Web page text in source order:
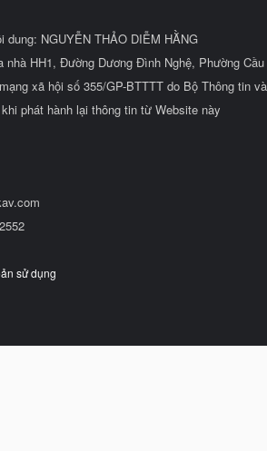
dung: NGUYỄN THẢO DIỄM HẰNG
nhà HH1, Đường Dương Đình Nghệ, Phường
xã hội số 355/GP-BTTTT do Bộ Thông tin
phát hành lại thông tin từ Website này
sử dụng